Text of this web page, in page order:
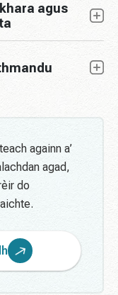
agus
againn a’
agad,
do